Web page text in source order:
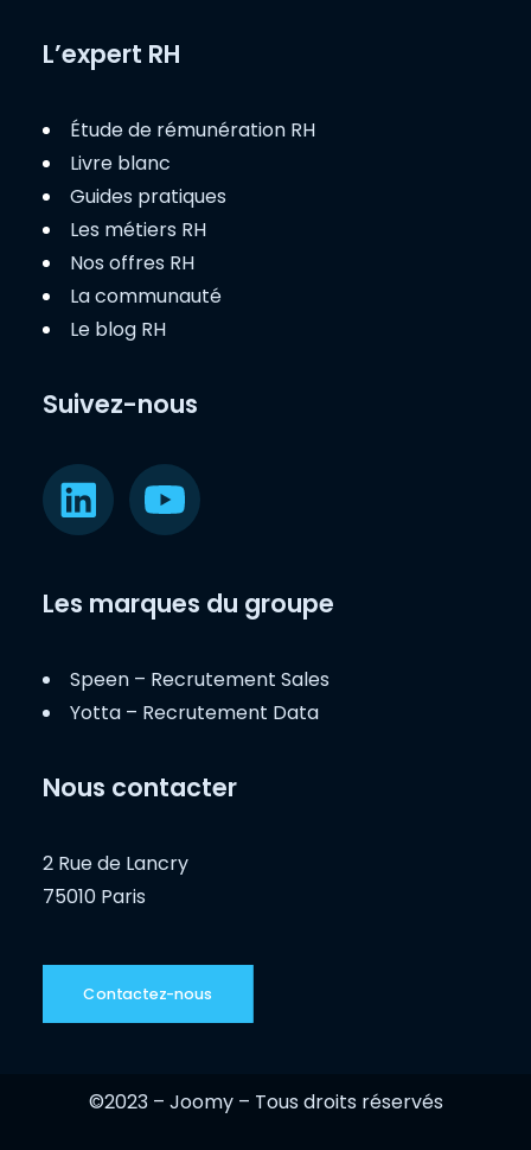
L’expert RH
Étude de rémunération RH
Livre blanc
Guides pratiques
Les métiers RH
Nos offres RH
La communauté
Le blog RH
Suivez-nous
Les marques du groupe
Speen – Recrutement Sales
Yotta – Recrutement Data
Nous contacter
2 Rue de Lancry
75010 Paris
Contactez-nous
©2023 – Joomy – Tous droits réservés